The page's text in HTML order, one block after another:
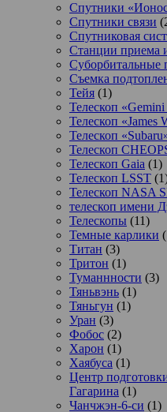
Спутники
Спутники связи
Спутниковая
Станции приема
Суборбитальные
Съемка
Тейя (1)
Телескоп
Телескоп «James
Телескоп
Телескоп
Телескоп Gaia (1)
Телескоп LSST
Телескоп NASA
телескоп имени
Телескопы (11)
Темные карлики
Титан (3)
Тритон (1)
Туманнности (3)
Тяньвэнь (1)
Тяньгун (1)
Уран (3)
Фобос (2)
Харон (1)
Хаябуса (1)
Центр
Гагарина (1)
Чанчжэн-6-си (1)